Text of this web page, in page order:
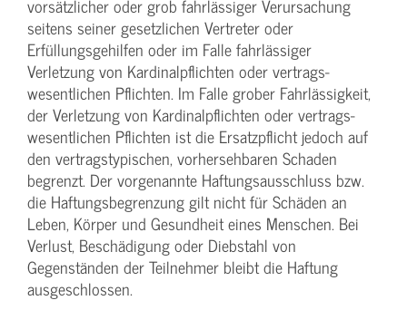
vorsätzlicher oder grob fahrlässiger Verursachung
seitens seiner gesetzlichen Vertreter oder
Erfüllungsgehilfen oder im Falle fahrlässiger
Verletzung von Kardinalpflichten oder vertrags­
wesentlichen Pflichten. Im Falle grober Fahrlässigkeit,
der Verletzung von Kardinalpflichten oder vertrags­
wesentlichen Pflichten ist die Ersatzpflicht jedoch auf
den vertragstypischen, vorhersehbaren Schaden
begrenzt. Der vorgenannte Haftungs­ausschluss bzw.
die Haftungs­begrenzung gilt nicht für Schäden an
Leben, Körper und Gesundheit eines Menschen. Bei
Verlust, Beschädigung oder Diebstahl von
Gegenständen der Teilnehmer bleibt die Haftung
ausgeschlossen.